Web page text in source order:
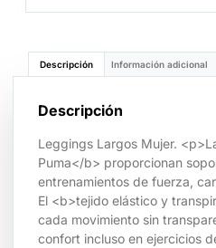
Descripción Información adicional
Descripción
Leggings Largos Mujer.
Puma</b> proporcionan
entrenamientos de fuerza,
El <b>tejido elástico y
cada movimiento sin
confort incluso en ejercicios